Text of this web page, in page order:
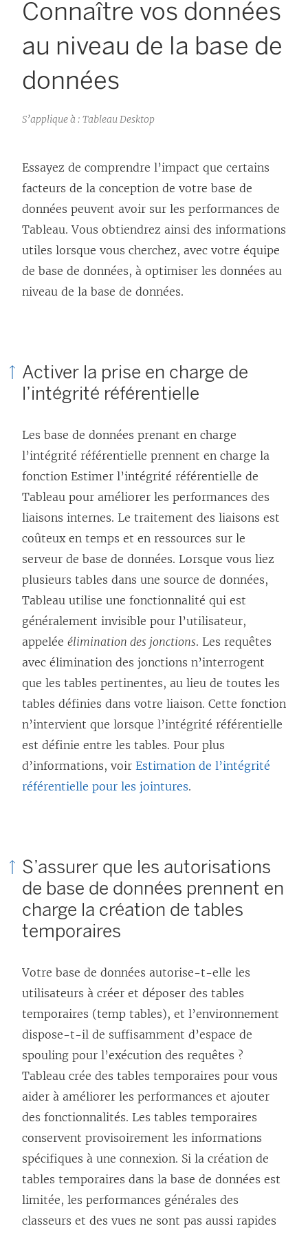
Connaître vos données
au niveau de la base de
données
S’applique à : Tableau Desktop
Essayez de comprendre l’impact que certains
facteurs de la conception de votre base de
données peuvent avoir sur les performances de
Tableau. Vous obtiendrez ainsi des informations
utiles lorsque vous cherchez, avec votre équipe
de base de données, à optimiser les données au
niveau de la base de données.
Activer la prise en charge de
l’intégrité référentielle
Les base de données prenant en charge
l’intégrité référentielle prennent en charge la
fonction Estimer l’intégrité référentielle de
Tableau pour améliorer les performances des
liaisons internes. Le traitement des liaisons est
coûteux en temps et en ressources sur le
serveur de base de données. Lorsque vous liez
plusieurs tables dans une source de données,
Tableau utilise une fonctionnalité qui est
généralement invisible pour l’utilisateur,
appelée élimination des jonctions. Les requêtes
avec élimination des jonctions n’interrogent
que les tables pertinentes, au lieu de toutes les
tables définies dans votre liaison. Cette fonction
n’intervient que lorsque l’intégrité référentielle
est définie entre les tables. Pour plus
d’informations, voir Estimation de l’intégrité
référentielle pour les jointures.
S’assurer que les autorisations
de base de données prennent en
charge la création de tables
temporaires
Votre base de données autorise-t-elle les
utilisateurs à créer et déposer des tables
temporaires (temp tables), et l’environnement
dispose-t-il de suffisamment d’espace de
spouling pour l’exécution des requêtes ?
Tableau crée des tables temporaires pour vous
aider à améliorer les performances et ajouter
des fonctionnalités. Les tables temporaires
conservent provisoirement les informations
spécifiques à une connexion. Si la création de
tables temporaires dans la base de données est
limitée, les performances générales des
classeurs et des vues ne sont pas aussi rapides